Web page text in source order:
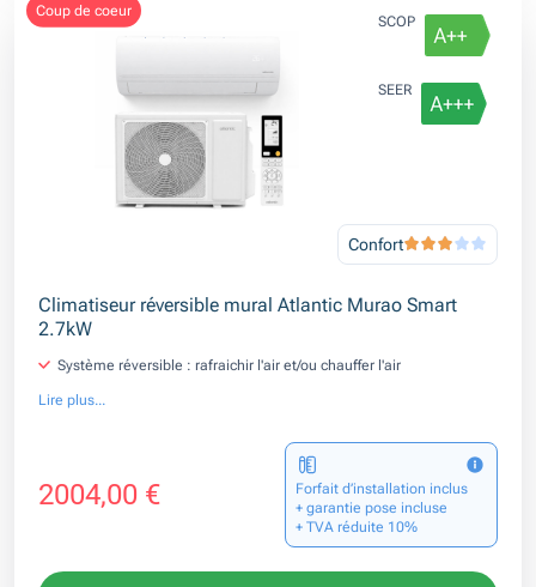
coup de coeur
SCOP
SEER
Confort
Climatiseur réversible mural Atlantic Murao Smart
2.7kW
Système réversible : rafraichir l'air et/ou chauffer l'air
Lire plus...
2004,00 €
Forfait d’installation inclus
+ garantie pose incluse
+ TVA réduite 10%